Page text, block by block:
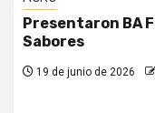
Presentaron BA
Sabores
19 de junio de 2026